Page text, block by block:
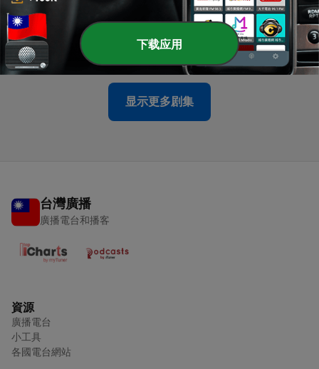
12 Feb 2025
234 - imagine dragons-monster
12 Feb 2025
显示更多剧集
台灣廣播
廣播電台和播客
資源
廣播電台
小工具
各國電台網站
下载应用